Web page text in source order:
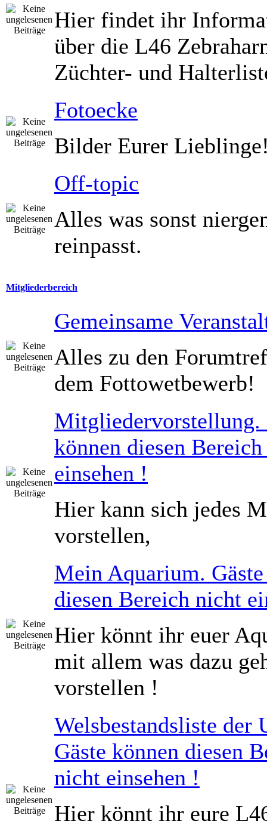
Hier findet ihr
über die L46
Züchter- und
Fotoecke
Bilder Eurer
Off-topic
Alles was sonst
reinpasst.
Mitgliederbereich
Gemeinsame
Alles zu den
dem Fottowetbewerb!
Mitgliedervorstellung.
können diesen
einsehen !
Hier kann sich jedes
vorstellen,
Mein Aquarium.
diesen Bereich nicht
Hier könnt ihr euer
mit allem was dazu
vorstellen !
Welsbestandsliste der
Gäste können diesen
nicht einsehen !
Hier könnt ihr eure